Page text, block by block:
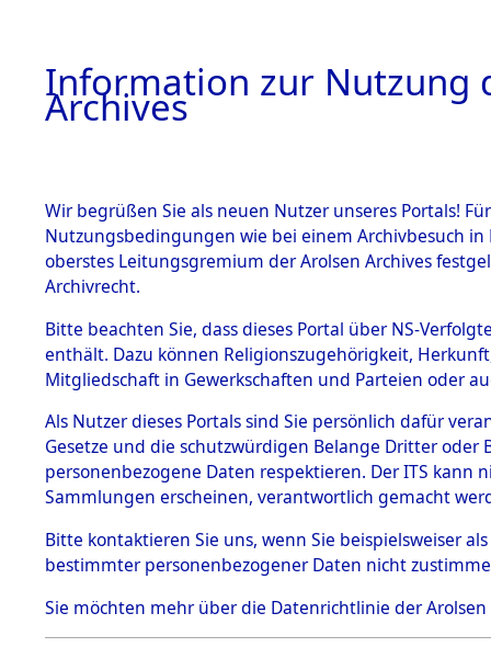
BESTÄNDE
1.
mente
5. Verschiedenes
5.3
Todesmärsche
5.3.1 Alliierte
Erhebungen
zu
Todesmärsch
en
5.3.2
Listen
0010
Information zur Nutzung
Archives
Wir begrüßen Sie als neuen Nutzer unseres Portals!
Nutzungsbedingungen wie bei einem Archivbesuch
oberstes Leitungsgremium der Arolsen Archives
Archivrecht.
Bitte beachten Sie, dass dieses Portal über NS-
enthält. Dazu können Religionszugehörigkeit,
Mitgliedschaft in Gewerkschaften und Parteien oder
Als Nutzer dieses Portals sind Sie persönlich dafür
Gesetze und die schutzwürdigen Belange Dritter
personenbezogene Daten respektieren. Der ITS
Sammlungen erscheinen, verantwortlich gemacht
Bitte kontaktieren Sie uns, wenn Sie beispielsweiser
bestimmter personenbezogener Daten nicht
Sie möchten mehr über die Datenrichtlinie der Arolsen